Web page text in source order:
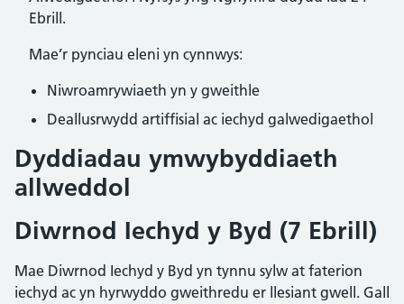
Ebrill.
Mae’r pynciau eleni yn cynnwys:
Niwroamrywiaeth yn y gweithle
Deallusrwydd artiffisial ac iechyd galwedigaethol
Dyddiadau ymwybyddiaeth
allweddol
Diwrnod Iechyd y Byd (7 Ebrill)
Mae Diwrnod Iechyd y Byd yn tynnu sylw at faterion
iechyd ac yn hyrwyddo gweithredu er llesiant gwell. Gall